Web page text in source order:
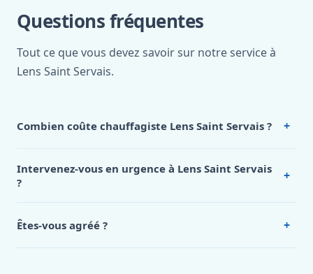
Questions fréquentes
Tout ce que vous devez savoir sur notre service à
Lens Saint Servais.
Combien coûte chauffagiste Lens Saint Servais ? +
Saint Servais, appelez le 0472 53 24 26.
Intervenez-vous en urgence à Lens Saint Servais
?
+
Êtes-vous agréé ? +